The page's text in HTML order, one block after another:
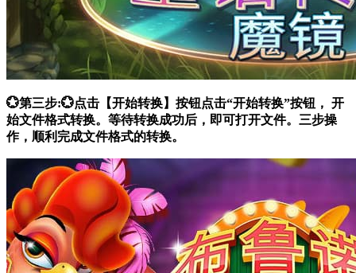
💮第三步:💮点击【开始转换】按钮点击“开始转换”按钮， 开
始文件格式转换。等待转换成功后，即可打开文件。三步操
作，顺利完成文件格式的转换。